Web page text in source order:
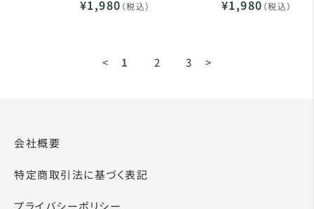
¥1,980 （税込） ¥1,980 （税込）
< 1 2 3 >
会社概要
特定商取引法に基づく表記
プライバシーポリシー